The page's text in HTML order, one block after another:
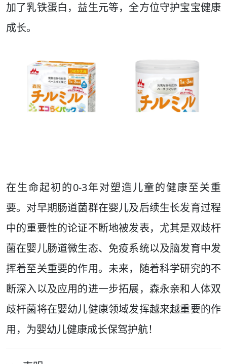
加了乳铁蛋白，益生元等，全方位守护宝宝健康
成长。
在生命起初的0-3年对塑造儿童的健康至关重
要。对早期肠道菌群在婴儿及后续生长发育过程
中的重要性的论证不断地被发表，尤其是双歧杆
菌在婴儿肠道微生态、免疫系统以及脑发育中发
挥着至关重要的作用。未来，随着科学研究的不
断深入以及应用的进一步拓展，森永亲和人体双
歧杆菌将在婴幼儿健康领域发挥越来越重要的作
用，为婴幼儿健康成长保驾护航！